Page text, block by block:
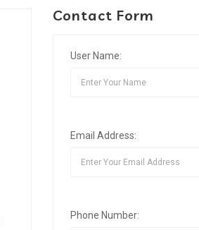
Contact Form
User Name:
Email Address:
Phone Number: